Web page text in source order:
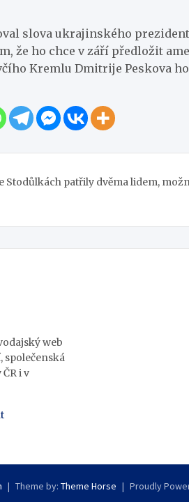
slova ukrajinského
že ho chce v září předložit
Kremlu Dmitrije Peskova
Stodůlkách patřily dvěma lidem,
web
společenská
i v
Theme by: Theme Horse Proudly